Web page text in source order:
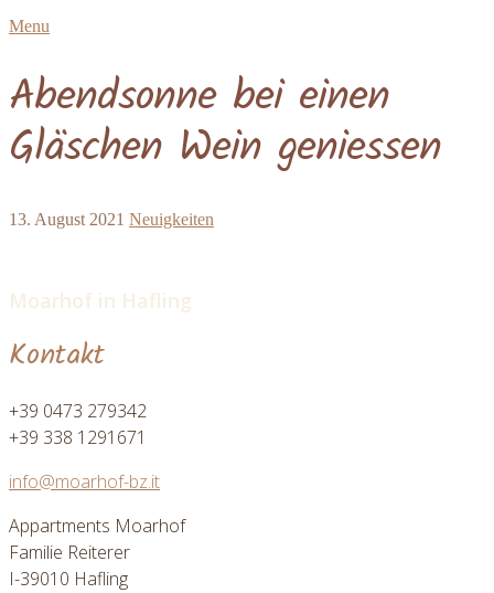
Menu
Abendsonne bei einen
Gläschen Wein geniessen
13. August 2021 Neuigkeiten
Moarhof in Hafling
Kontakt
+39 0473 279342
+39 338 1291671
info@moarhof-bz.it
Appartments Moarhof
Familie Reiterer
I-39010 Hafling